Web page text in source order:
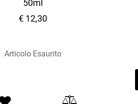
50ml
€ 12,30
Articolo Esaurito